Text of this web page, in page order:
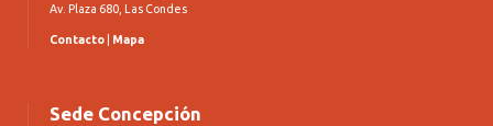
Av. Plaza 680, Las Condes
Contacto Mapa
Sede Concepción